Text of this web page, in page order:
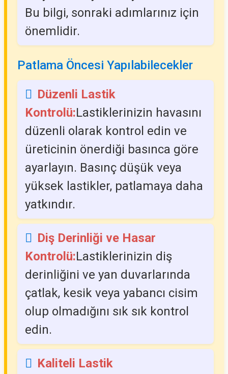
Bu bilgi, sonraki adımlarınız için
önemlidir.
Patlama Öncesi Yapılabilecekler
Düzenli Lastik
Kontrolü:Lastiklerinizin havasını
düzenli olarak kontrol edin ve
üreticinin önerdiği basınca göre
ayarlayın. Basınç düşük veya
yüksek lastikler, patlamaya daha
yatkındır.
Diş Derinliği ve Hasar
Kontrolü:Lastiklerinizin diş
derinliğini ve yan duvarlarında
çatlak, kesik veya yabancı cisim
olup olmadığını sık sık kontrol
edin.
Kaliteli Lastik